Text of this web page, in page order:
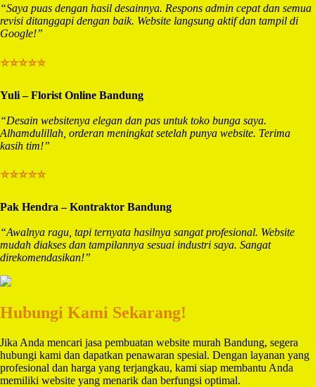
“Saya puas dengan hasil desainnya. Respons admin cepat dan semua
revisi ditanggapi dengan baik. Website langsung aktif dan tampil di
Google!”
⭐⭐⭐⭐⭐
Yuli – Florist Online Bandung
“Desain websitenya elegan dan pas untuk toko bunga saya.
Alhamdulillah, orderan meningkat setelah punya website. Terima
kasih tim!”
⭐⭐⭐⭐⭐
Pak Hendra – Kontraktor Bandung
“Awalnya ragu, tapi ternyata hasilnya sangat profesional. Website
mudah diakses dan tampilannya sesuai industri saya. Sangat
direkomendasikan!”
Hubungi Kami Sekarang!
Jika Anda mencari jasa pembuatan website murah Bandung, segera
hubungi kami dan dapatkan penawaran spesial. Dengan layanan yang
profesional dan harga yang terjangkau, kami siap membantu Anda
memiliki website yang menarik dan berfungsi optimal.